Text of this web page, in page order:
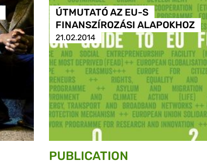
ÚTMUTATÓ AZ EU-S
FINANSZÍROZÁSI ALAPOKHOZ
21.02.2014
PUBLICATION